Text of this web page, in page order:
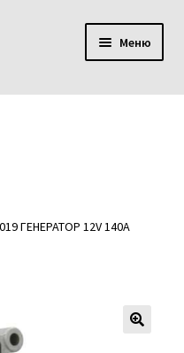
Меню
ГЕНЕРАТОР 12V 140A